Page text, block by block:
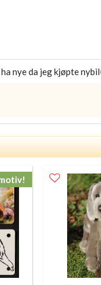
nye da jeg kjøpte